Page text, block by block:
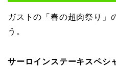
ガストの「春の超肉祭り」
う。
サーロインステーキスペシ